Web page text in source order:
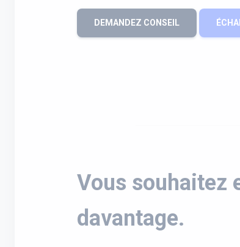
DEMANDEZ CONSEIL
Vous souhaitez
davantage.